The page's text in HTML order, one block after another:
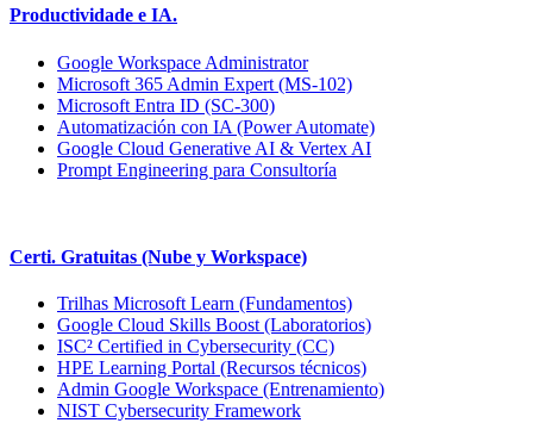
Productividade e IA.
Google Workspace Administrator
Microsoft 365 Admin Expert (MS-102)
Microsoft Entra ID (SC-300)
Automatización con IA (Power Automate)
Google Cloud Generative AI & Vertex AI
Prompt Engineering para Consultoría
Certi. Gratuitas (Nube y Workspace)
Trilhas Microsoft Learn (Fundamentos)
Google Cloud Skills Boost (Laboratorios)
ISC² Certified in Cybersecurity (CC)
HPE Learning Portal (Recursos técnicos)
Admin Google Workspace (Entrenamiento)
NIST Cybersecurity Framework